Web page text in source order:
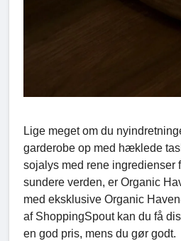
Lige meget om du
garderobe op med hæklede
sojalys med rene ingredienser
sundere verden, er Organic
med eksklusive Organic
af ShoppingSpout kan du få
en god pris, mens du gør godt.